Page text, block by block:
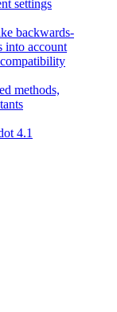
settings
backwards-
into account
methods,
4.1